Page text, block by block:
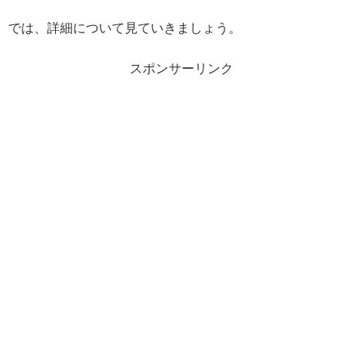
では、詳細について見ていきましょう。
スポンサーリンク